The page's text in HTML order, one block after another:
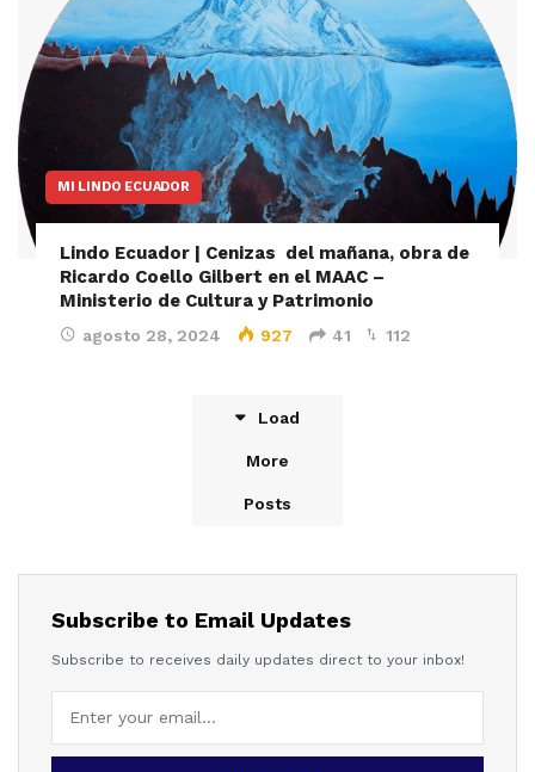
MI LINDO ECUADOR
Lindo Ecuador | Cenizas del mañana, obra de
Ricardo Coello Gilbert en el MAAC –
Ministerio de Cultura y Patrimonio
agosto 28, 2024 927 41 112
Load
More
Posts
Subscribe to Email Updates
Subscribe to receives daily updates direct to your inbox!